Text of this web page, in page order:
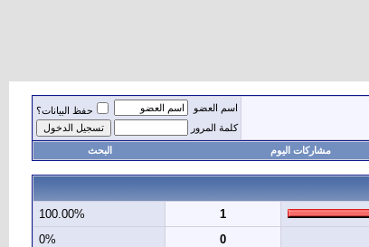
اسم العضو
حفظ البيانات؟
كلمة المرور
مشاركات اليوم البحث
1
100.00%
0
0%